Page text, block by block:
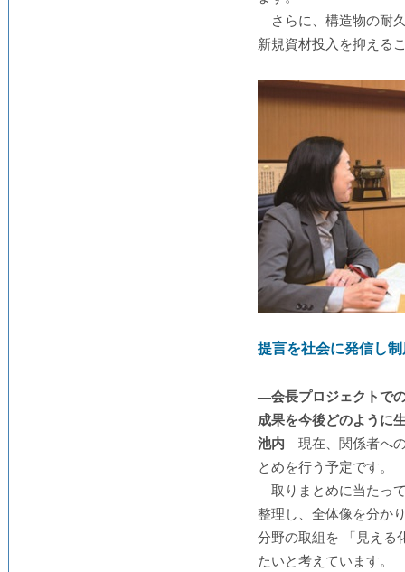
さらに、構造物の耐
新規資材投入を抑える
提言を社会に発信し
―会長プロジェクトで
成果を今後どのように
池内―現在、関係者へ
とめを行う予定です。
取りまとめに当たっ
整理し、全体像を分か
分野の取組を 「見える
たいと考えています。